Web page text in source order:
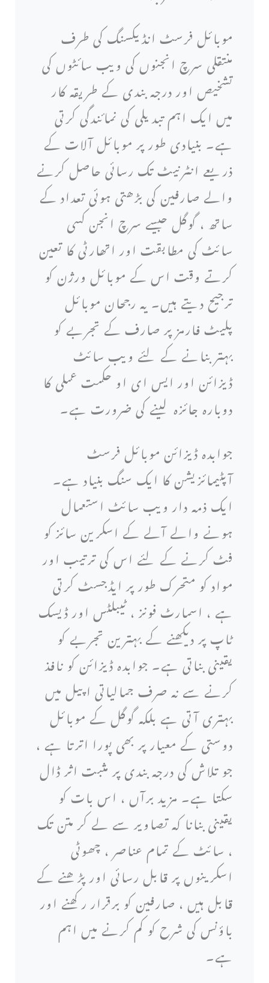
موبائل فرسٹ انڈیکسنگ کی طرف
منتقلی سرچ انجنوں کی ویب سائٹوں کی
تشخیص اور درجہ بندی کے طریقہ کار
میں ایک اہم تبدیلی کی نمائندگی کرتی
ہے۔ بنیادی طور پر موبائل آلات کے
ذریعے انٹرنیٹ تک رسائی حاصل کرنے
والے صارفین کی بڑھتی ہوئی تعداد کے
ساتھ ، گوگل جیسے سرچ انجن کسی
سائٹ کی مطابقت اور اتھارٹی کا تعین
کرتے وقت اس کے موبائل ورژن کو
ترجیح دیتے ہیں۔ یہ رجحان موبائل
پلیٹ فارمز پر صارف کے تجربے کو
بہتر بنانے کے لئے ویب سائٹ
ڈیزائن اور ایس ای او حکمت عملی کا
دوبارہ جائزہ لینے کی ضرورت ہے۔
جوابدہ ڈیزائن موبائل فرسٹ
آپٹیمائزیشن کا ایک سنگ بنیاد ہے۔
ایک ذمہ دار ویب سائٹ استعمال
ہونے والے آلے کے اسکرین سائز کو
فٹ کرنے کے لئے اس کی ترتیب اور
مواد کو متحرک طور پر ایڈجسٹ کرتی
ہے ، اسمارٹ فونز ، ٹیبلٹس اور ڈیسک
ٹاپ پر دیکھنے کے بہترین تجربے کو
یقینی بناتی ہے۔ جوابدہ ڈیزائن کو نافذ
کرنے سے نہ صرف جمالیاتی اپیل میں
بہتری آتی ہے بلکہ گوگل کے موبائل
دوستی کے معیار پر بھی پورا اترتا ہے ،
جو تلاش کی درجہ بندی پر مثبت اثر ڈال
سکتا ہے۔ مزید برآں ، اس بات کو
یقینی بنانا کہ تصاویر سے لے کر متن تک
، سائٹ کے تمام عناصر ، چھوٹی
اسکرینوں پر قابل رسائی اور پڑھنے کے
قابل ہیں ، صارفین کو برقرار رکھنے اور
باؤنس کی شرح کو کم کرنے میں اہم
ہے۔